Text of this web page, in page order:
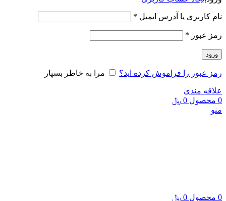
نام کاربری یا آدرس ایمیل *
رمز عبور *
ورود
رمز عبور را فراموش کرده اید؟ مرا به خاطر بسپار
علاقه مندی
0 محصول 0 ﷼
منو
0 محصول 0 ﷼